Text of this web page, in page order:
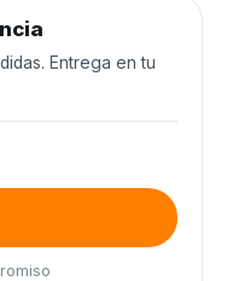
Entrega en tu